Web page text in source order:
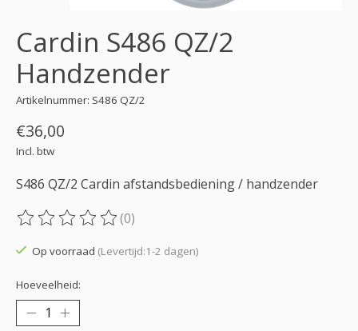
Cardin S486 QZ/2
Handzender
Artikelnummer: S486 QZ/2
€36,00
Incl. btw
S486 QZ/2 Cardin afstandsbediening / handzender
De beoordeling van dit product is
(0)
Op voorraad (Levertijd:1-2 dagen)
Hoeveelheid: